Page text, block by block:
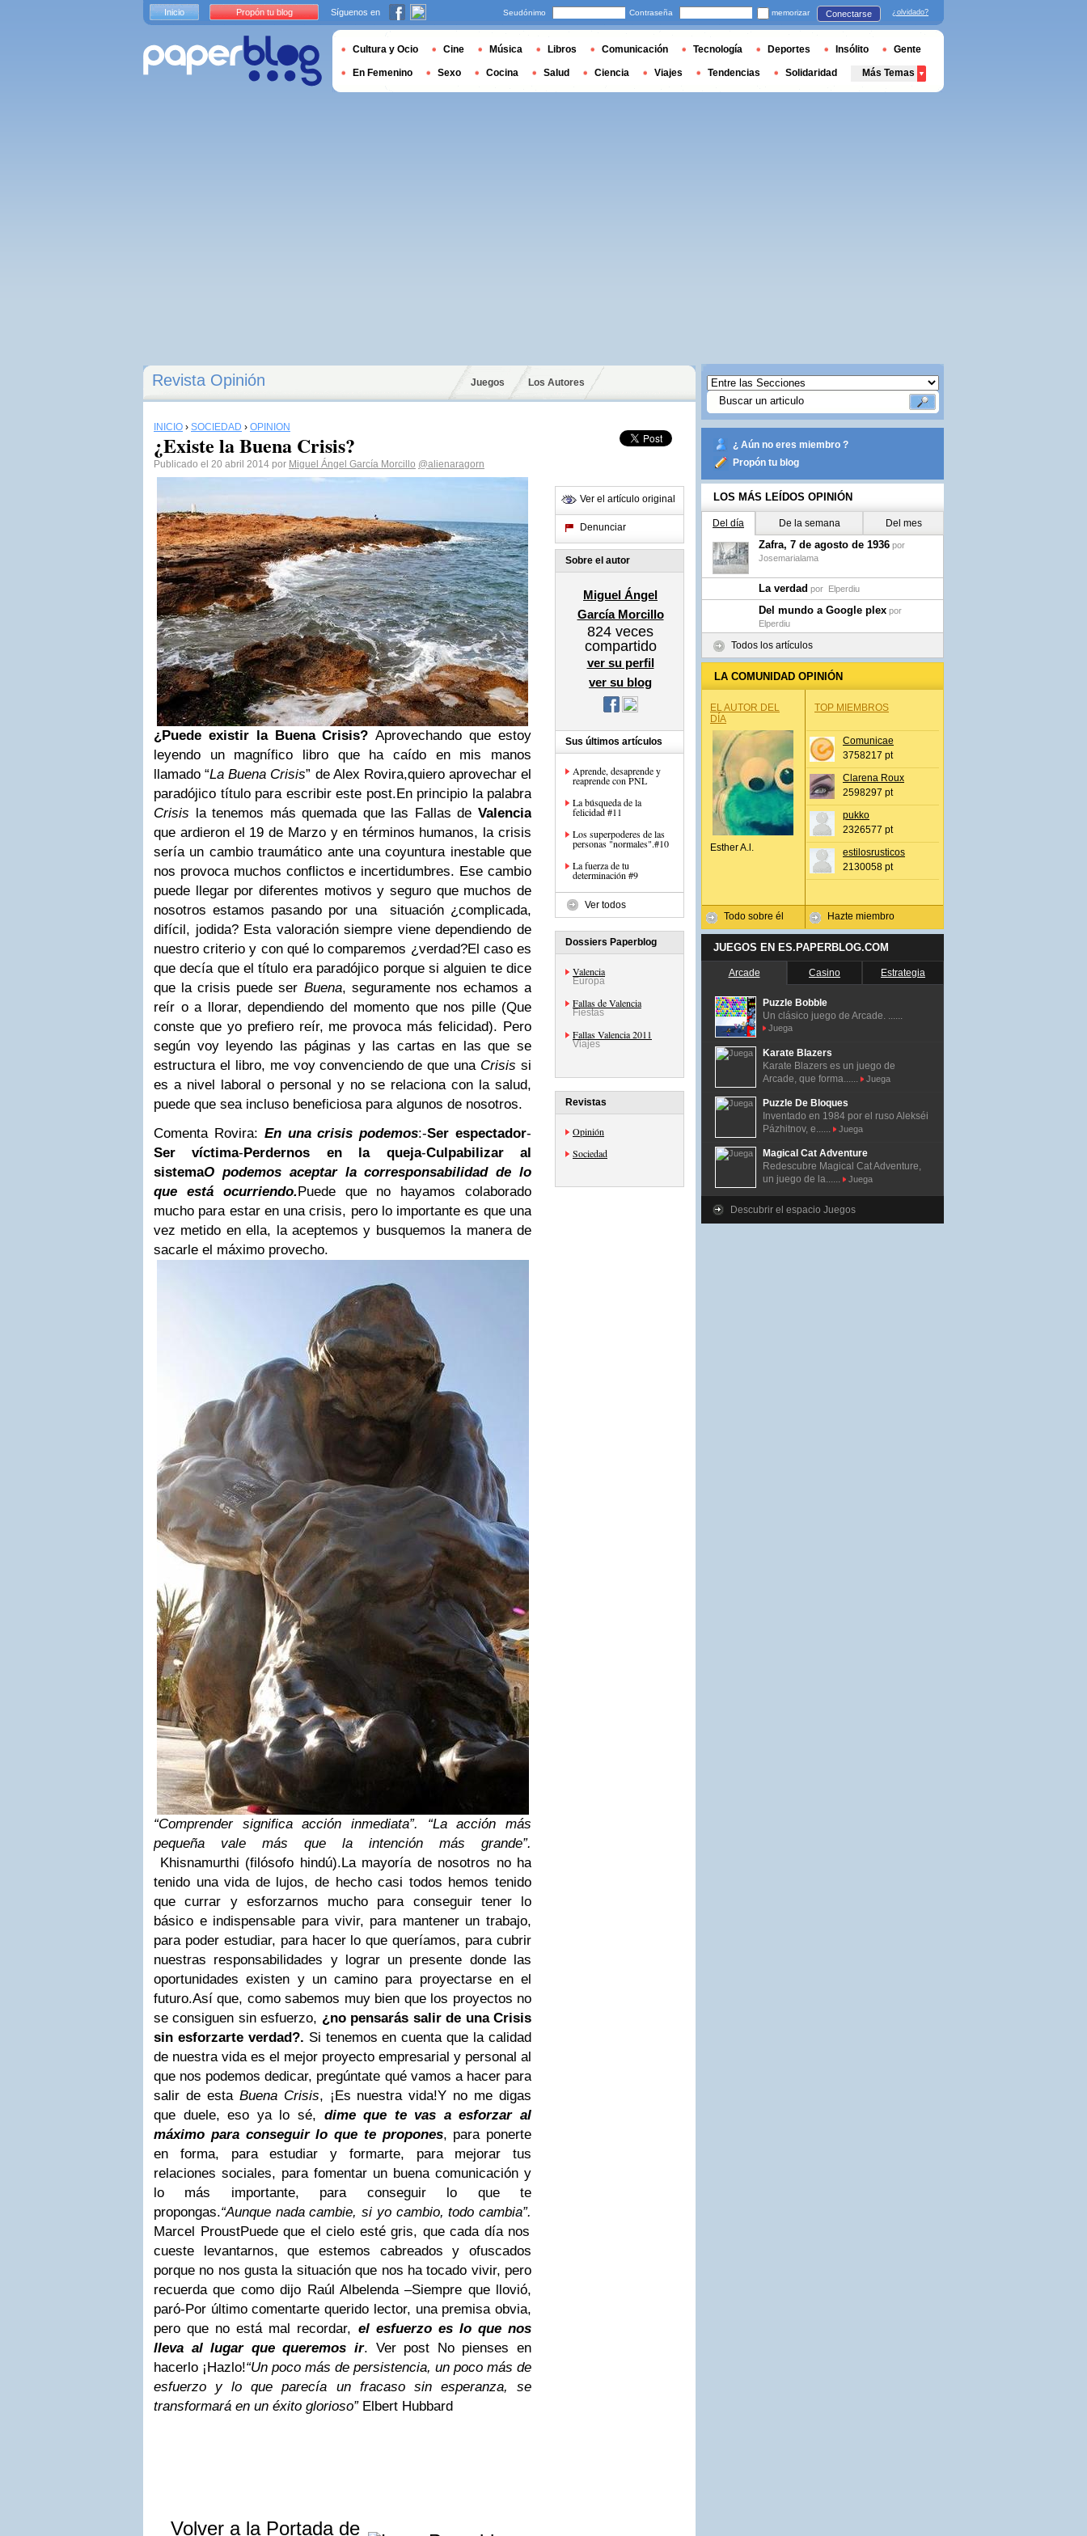
Revista Opinión Juegos Los Autores
INICIO › SOCIEDAD › OPINIÓN
¿Existe la Buena Crisis?
Publicado el 20 abril 2014 por Miguel Ángel García Morcillo @alienaragorn
¿Puede existir la Buena Crisis?Aprovechando que estoy
leyendo un magnífico libro que ha caído en mis manos
llamado “La Buena Crisis” de Alex Rovira,quiero aprovechar el
paradójico título para escribir este post.En principio la palabra
Crisis la tenemos más quemada que las Fallas de Valencia
que ardieron el 19 de Marzo y en términos humanos, la crisis
sería un cambio traumático ante una coyuntura inestable que
nos provoca muchos conflictos e incertidumbres. Ese cambio
puede llegar por diferentes motivos y seguro que muchos de
nosotros estamos pasando por una situación ¿complicada,
difícil, jodida? Esta valoración siempre viene dependiendo de
nuestro criterio y con qué lo comparemos ¿verdad?El caso es
que decía que el título era paradójico porque si alguien te dice
que la crisis puede ser Buena, seguramente nos echamos a
reír o a llorar, dependiendo del momento que nos pille (Que
conste que yo prefiero reír, me provoca más felicidad). Pero
según voy leyendo las páginas y las cartas en las que se
estructura el libro, me voy convenciendo de que una Crisissi
es a nivel laboral o personal y no se relaciona con la salud,
puede que sea incluso beneficiosa para algunos de nosotros.
Comenta Rovira: En una crisis podemos:-Ser espectador-
Ser víctima-Perdernos en la queja-Culpabilizar al
sistemaO podemos aceptar la corresponsabilidad de lo
que está ocurriendo.Puede que no hayamos colaborado
mucho para estar en una crisis, pero lo importante es que una
vez metido en ella, la aceptemos y busquemos la manera de
sacarle el máximo provecho.
“Comprender significa acción inmediata”. “La acción más
pequeña vale más que la intención más grande”.
Khisnamurthi (filósofo hindú).La mayoría de nosotros no ha
tenido una vida de lujos, de hecho casi todos hemos tenido
que currar y esforzarnos mucho para conseguir tener lo
básico e indispensable para vivir, para mantener un trabajo,
para poder estudiar, para hacer lo que queríamos, para cubrir
nuestras responsabilidades y lograr un presente donde las
oportunidades existen y un camino para proyectarse en el
futuro.Así que, como sabemos muy bien que los proyectos no
se consiguen sin esfuerzo, ¿no pensarás salir de una Crisis
sin esforzarte verdad?. Si tenemos en cuenta que la calidad
de nuestra vida es el mejor proyecto empresarial y personal al
que nos podemos dedicar, pregúntate qué vamos a hacer para
salir de esta Buena Crisis, ¡Es nuestra vida!Y no me digas
que duele, eso ya lo sé, dime que te vas a esforzar al
máximo para conseguir lo que te propones, para ponerte
en forma, para estudiar y formarte, para mejorar tus
relaciones sociales, para fomentar un buena comunicación y
lo más importante, para conseguir lo que te
propongas.“Aunque nada cambie, si yo cambio, todo cambia”.
Marcel ProustPuede que el cielo esté gris, que cada día nos
cueste levantarnos, que estemos cabreados y ofuscados
porque no nos gusta la situación que nos ha tocado vivir, pero
recuerda que como dijo Raúl Albelenda –Siempre que llovió,
paró-Por último comentarte querido lector, una premisa obvia,
pero que no está mal recordar, el esfuerzo es lo que nos
lleva al lugar que queremos ir. Ver post No pienses en
hacerlo ¡Hazlo!“Un poco más de persistencia, un poco más de
esfuerzo y lo que parecía un fracaso sin esperanza, se
transformará en un éxito glorioso” Elbert Hubbard
Volver a la Portada de
Ver el artículo original
Denunciar
Sobre el autor
Miguel Ángel
García Morcillo
824 veces
compartido
ver su perfil
ver su blog
Sus últimos artículos
Aprende, desaprende y
reaprende con PNL
La búsqueda de la
felicidad #11
Los superpoderes de las
personas "normales".#10
La fuerza de tu
determinación #9
Ver todos
Dossiers Paperblog
Valencia
Europa
Fallas de Valencia
Fiestas
Fallas Valencia 2011
Viajes
Revistas
Opinión
Sociedad
¿ Aún no eres miembro ?
Propón tu blog
LOS MÁS LEÍDOS OPINIÓN
Del día De la semana Del mes
Zafra, 7 de agosto de 1936 por
Josemarialama
La verdad por Elperdiu
Del mundo a Google plex por
Elperdiu
Todos los artículos
LA COMUNIDAD OPINIÓN
EL AUTOR DEL
DÍA
Esther A.l.
Todo sobre él
TOP MIEMBROS
Comunicae
3758217 pt
Clarena Roux
2598297 pt
pukko
2326577 pt
estilosrusticos
2130058 pt
Hazte miembro
JUEGOS EN ES.PAPERBLOG.COM
Arcade Casino Estrategia
Puzzle Bobble
Un clásico juego de Arcade. ......
Juega
Karate Blazers
Karate Blazers es un juego de
Arcade, que forma......
Juega
Puzzle De Bloques
Inventado en 1984 por el ruso Alekséi
Pázhitnov, e......
Juega
Magical Cat Adventure
Redescubre Magical Cat Adventure,
un juego de la......
Juega
Descubrir el espacio Juegos
Inicio Propón tu blog Síguenos en Seudónimo Contraseña memorizar Conectarse ¿olvidado?
Cultura y Ocio Cine Música Libros Comunicación Tecnología Deportes Insólito Gente
En Femenino Sexo Cocina Salud Ciencia Viajes Tendencias Solidaridad Más Temas